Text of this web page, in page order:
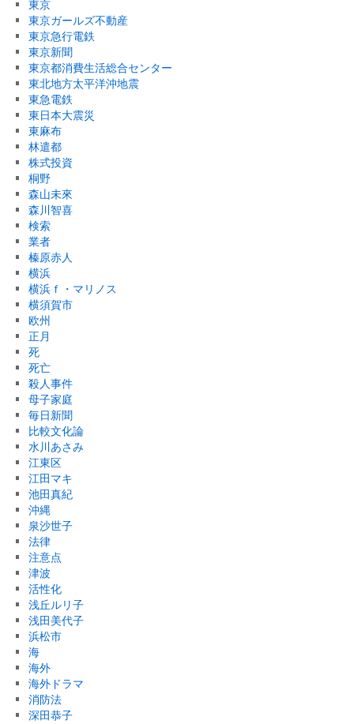
東京
東京ガールズ不動産
東京急行電鉄
東京新聞
東京都消費生活総合センター
東北地方太平洋沖地震
東急電鉄
東日本大震災
東麻布
林遣都
株式投資
桐野
森山未來
森川智喜
検索
業者
榛原赤人
横浜
横浜ｆ・マリノス
横須賀市
欧州
正月
死
死亡
殺人事件
母子家庭
毎日新聞
比較文化論
水川あさみ
江東区
江田マキ
池田真紀
沖縄
泉沙世子
法律
注意点
津波
活性化
浅丘ルリ子
浅田美代子
浜松市
海
海外
海外ドラマ
消防法
深田恭子